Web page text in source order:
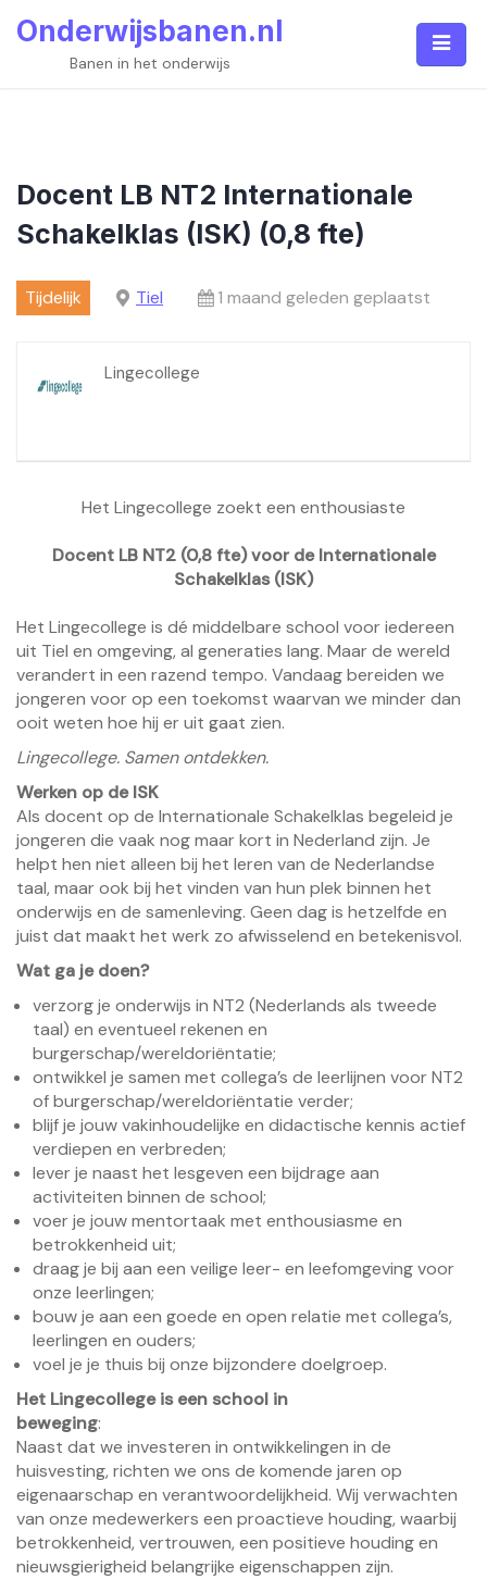
Onderwijsbanen.nl
Banen in het onderwijs
Docent LB NT2 Internationale
Schakelklas (ISK) (0,8 fte)
Tijdelijk Tiel 1 maand geleden geplaatst
Lingecollege
Het Lingecollege zoekt een enthousiaste
Docent LB NT2 (0,8 fte) voor de Internationale
Schakelklas (ISK)
Het Lingecollege is dé middelbare school voor iedereen
uit Tiel en omgeving, al generaties lang. Maar de wereld
verandert in een razend tempo. Vandaag bereiden we
jongeren voor op een toekomst waarvan we minder dan
ooit weten hoe hij er uit gaat zien.
Lingecollege. Samen ontdekken.
Werken op de ISK
Als docent op de Internationale Schakelklas begeleid je
jongeren die vaak nog maar kort in Nederland zijn. Je
helpt hen niet alleen bij het leren van de Nederlandse
taal, maar ook bij het vinden van hun plek binnen het
onderwijs en de samenleving. Geen dag is hetzelfde en
juist dat maakt het werk zo afwisselend en betekenisvol.
Wat ga je doen?
verzorg je onderwijs in NT2 (Nederlands als tweede
taal) en eventueel rekenen en
burgerschap/wereldoriëntatie;
ontwikkel je samen met collega’s de leerlijnen voor NT2
of burgerschap/wereldoriëntatie verder;
blijf je jouw vakinhoudelijke en didactische kennis actief
verdiepen en verbreden;
lever je naast het lesgeven een bijdrage aan
activiteiten binnen de school;
voer je jouw mentortaak met enthousiasme en
betrokkenheid uit;
draag je bij aan een veilige leer- en leefomgeving voor
onze leerlingen;
bouw je aan een goede en open relatie met collega’s,
leerlingen en ouders;
voel je je thuis bij onze bijzondere doelgroep.
Het Lingecollege is een school in
beweging:
Naast dat we investeren in ontwikkelingen in de
huisvesting, richten we ons de komende jaren op
eigenaarschap en verantwoordelijkheid. Wij verwachten
van onze medewerkers een proactieve houding, waarbij
betrokkenheid, vertrouwen, een positieve houding en
nieuwsgierigheid belangrijke eigenschappen zijn.